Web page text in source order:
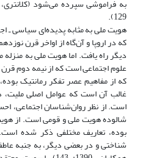
129).
هویت ملی به مثابه‌ پدیده‌ای سیاسی ـ
که در اروپا و آن‌گاه از اواخر قرن
دیگر راه یافت. اما هویت ملی به
علوم اجتماعی است که از نیمه دوم
که از مفاهیم عصر تفکر رمانتیک
غالب آن است که عوامل اصلی
است. از نظر روان‌شناسان اجتماعی،
شالوده هویت ملی و قومی است. از
بوده، تعاریف مختلفی ذکر شده
شناختی و در بعضی دیگر، به جنبه